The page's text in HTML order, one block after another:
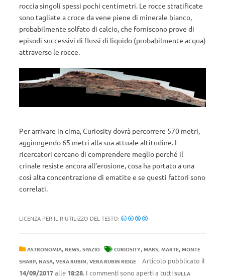
roccia singoli spessi pochi centimetri. Le rocce stratificate
sono tagliate a croce da vene piene di minerale bianco,
probabilmente solfato di calcio, che forniscono prove di
episodi successivi di flussi di liquido (probabilmente acqua)
attraverso le rocce.
Per arrivare in cima, Curiosity dovrà percorrere 570 metri,
aggiungendo 65 metri alla sua attuale altitudine. I
ricercatori cercano di comprendere meglio perché il
crinale resiste ancora all’erosione, cosa ha portato a una
così alta concentrazione di ematite e se questi fattori sono
correlati.
LICENZA PER IL RIUTILIZZO DEL TESTO:
ASTRONOMIA, NEWS, SPAZIO CURIOSITY, MARS, MARTE, MONTE
SHARP, NASA, VERA RUBIN, VERA RUBIN RIDGE
Articolo pubblicato il
14/09/2017alle 18:28. I commenti sono aperti a tutti SULLA